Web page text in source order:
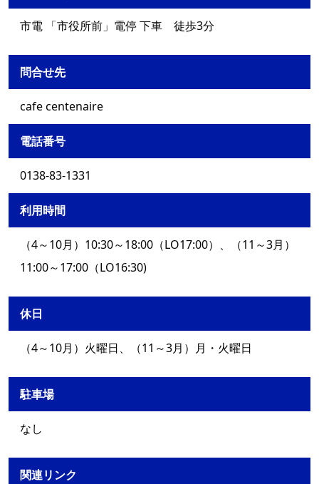
市電 「市役所前」電停 下車 徒歩3分
問合せ先
cafe centenaire
電話番号
0138-83-1331
利用時間
（4～10月）10:30～18:00（LO17:00）、（11～3月）
11:00～17:00（LO16:30)
休日
（4～10月）火曜日、（11～3月）月・火曜日
駐車場
なし
関連リンク